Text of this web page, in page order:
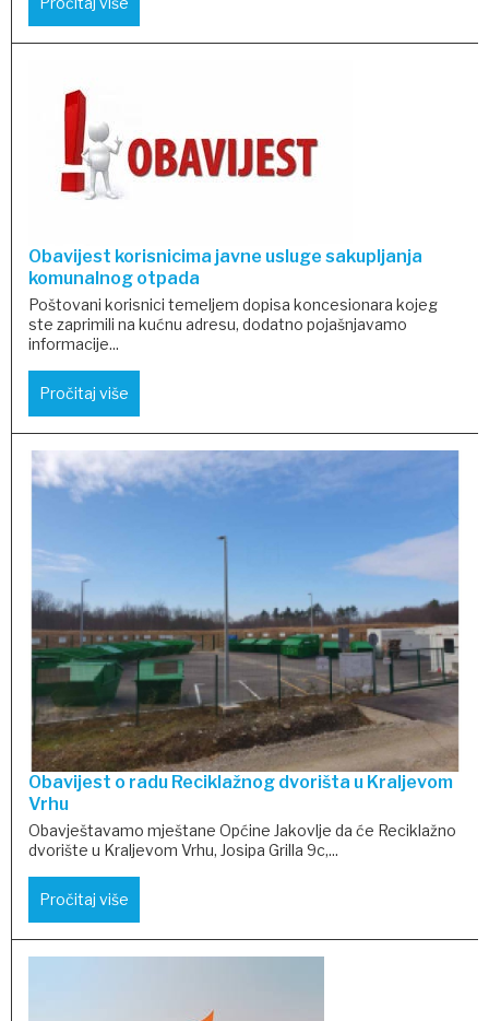
Obavijest korisnicima javne usluge sakupljanja
komunalnog otpada
Poštovani korisnici temeljem dopisa koncesionara kojeg
ste zaprimili na kućnu adresu, dodatno pojašnjavamo
informacije...
Pročitaj više
Obavijest o radu Reciklažnog dvorišta u Kraljevom
Vrhu
Obavještavamo mještane Općine Jakovlje da će Reciklažno
dvorište u Kraljevom Vrhu, Josipa Grilla 9c,...
Pročitaj više